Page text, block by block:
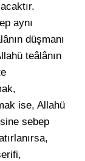
aynı
düşmanı
teâlânın
ise, Allahü
sebep